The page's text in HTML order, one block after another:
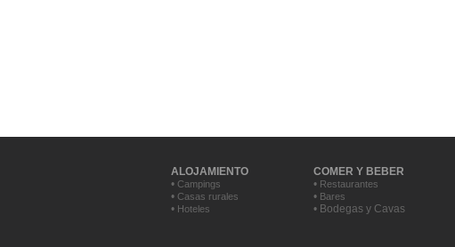
ALOJAMIENTO COMER Y BEBER
• Campings • Restaurantes
• Casas rurales • Bares
• Hoteles • Bodegas y Cavas